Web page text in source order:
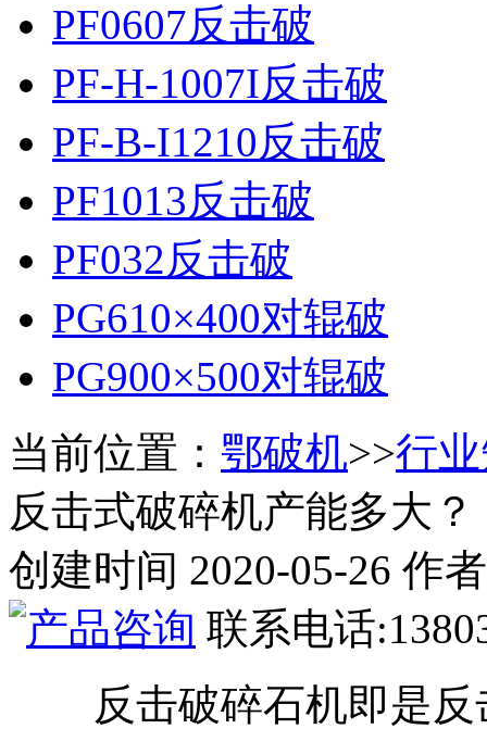
PF0607反击破
PF-H-1007I反击破
PF-B-I1210反击破
PF1013反击破
PF032反击破
PG610×400对辊破
PG900×500对辊破
当前位置： 鄂破机>>行
反击式破碎机产能多大？
创建时间 2020-05-26 作
联系电话
反击破碎石机即是